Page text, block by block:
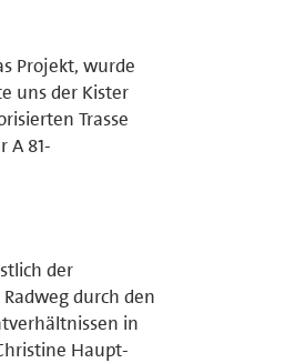
Projekt, wurde
uns der Kister
Trasse
A 81-
der
durch den
in
Haupt-